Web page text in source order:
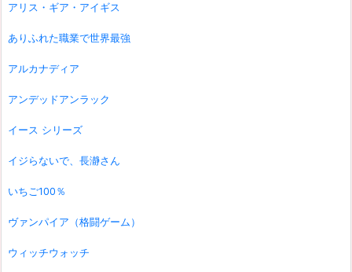
アリス・ギア・アイギス
ありふれた職業で世界最強
アルカナディア
アンデッドアンラック
イース シリーズ
イジらないで、長瀞さん
いちご100％
ヴァンパイア（格闘ゲーム）
ウィッチウォッチ